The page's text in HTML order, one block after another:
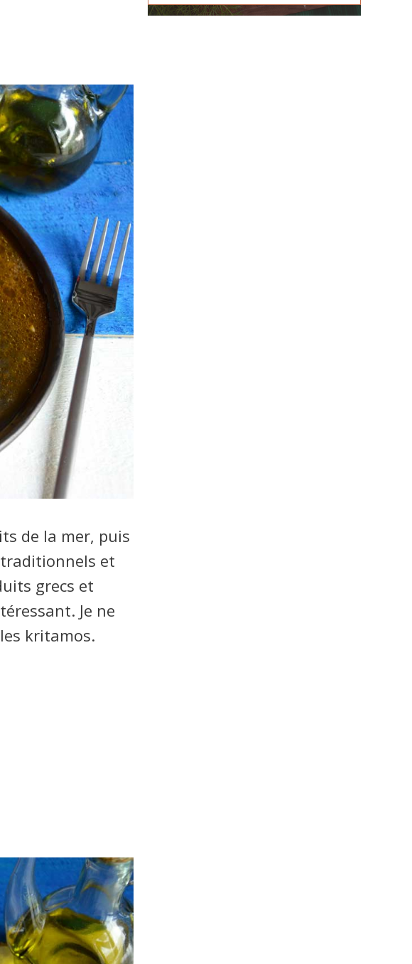
de la mer, puis
traditionnels et
grecs et
Je ne
kritamos.